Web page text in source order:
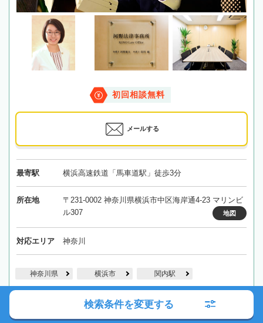
初回相談無料
メールする
最寄駅 横浜高速鉄道「馬車道駅」徒歩3分
所在地
〒231-0002 神奈川県横浜市中区海岸通4-23 マリンビ
ル307
地図
対応エリア 神奈川
神奈川県 横浜市 関内駅
詳細を見る 解決事例を見る
検索条件を変更する